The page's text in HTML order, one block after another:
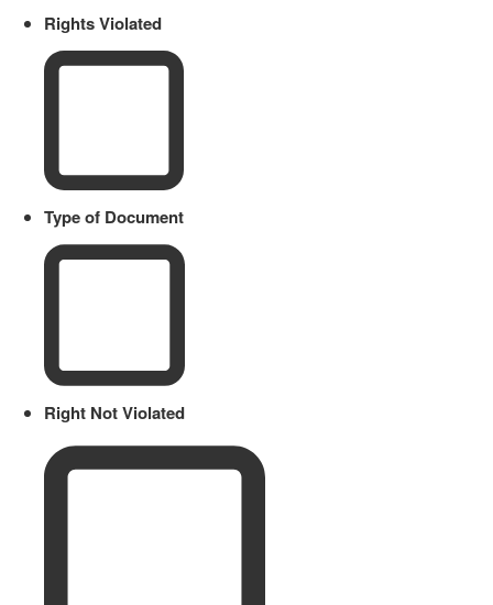
Rights Violated
Type of Document
Right Not Violated